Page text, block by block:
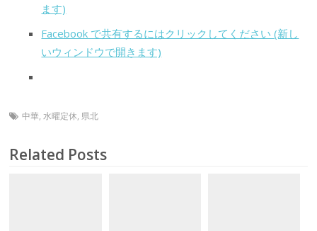
ます)
Facebook で共有するにはクリックしてください (新し
いウィンドウで開きます)
中華,水曜定休, 県北
Related Posts